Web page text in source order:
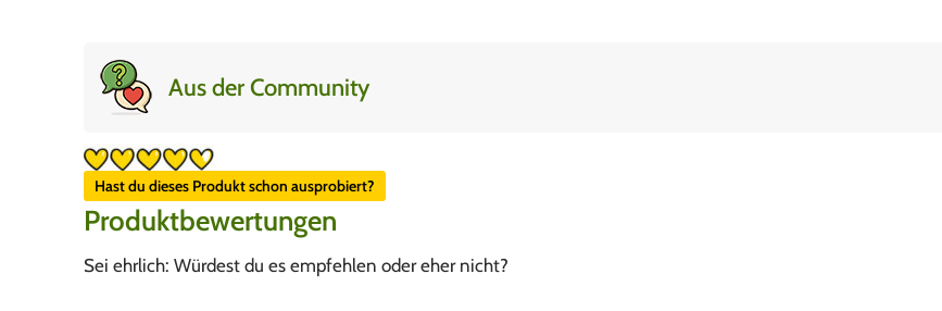
Aus der Community
Hast du dieses Produkt schon ausprobiert?
Produktbewertungen
Sei ehrlich: Würdest du es empfehlen oder eher nicht?